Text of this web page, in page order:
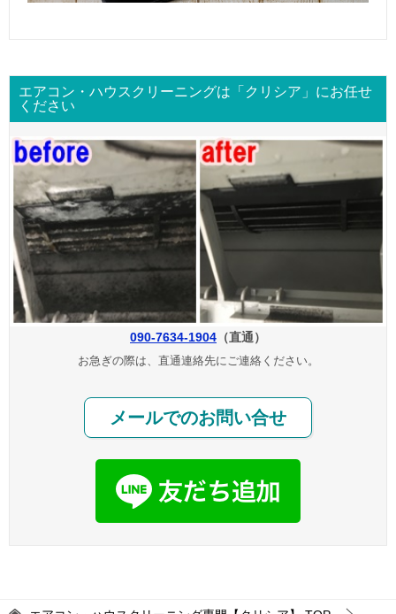
エアコン・ハウスクリーニングは「クリシア」にお任せ
ください
090-7634-1904 （直通）
お急ぎの際は、直通連絡先にご連絡ください。
メールでのお問い合せ